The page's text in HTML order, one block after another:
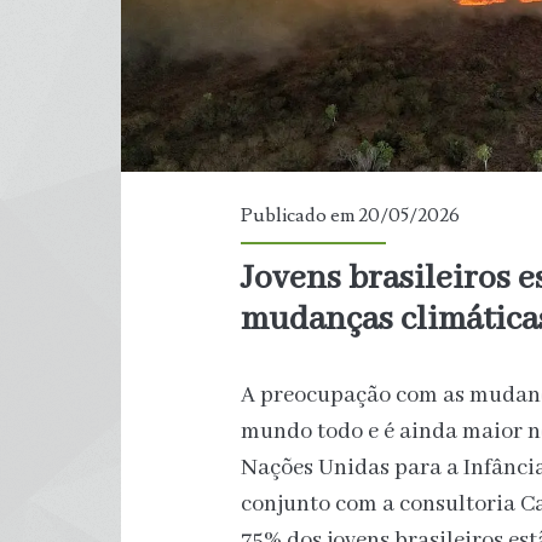
recordes
Publicado em 20/05/2026
Jovens brasileiros
mudanças
A preocupação com as
mundo todo e é ainda maior
Nações Unidas para a
conjunto com a consultoria